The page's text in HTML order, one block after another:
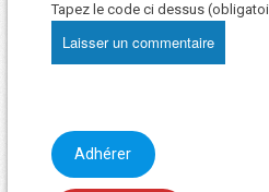
Tapez le code ci dessus
Adhérer